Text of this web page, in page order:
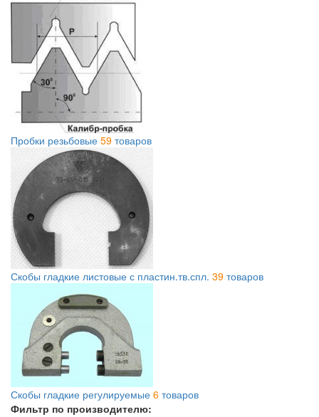
Пробки резьбовые 59 товаров
Скобы гладкие листовые с пластин.тв.спл. 39 товаров
Скобы гладкие регулируемые 6 товаров
Фильтр по производителю: